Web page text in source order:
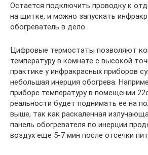
Остается подключить проводку к
на щитке, и можно запускать
обогреватель в дело.
Цифровые термостаты позволяют
температуру в комнате с высокой
практике у инфракрасных приборов
небольшая инерция обогрева.
приборе температуру в помещении
реальности будет поднимать ее на
выше, так как раскаленная
панель обогревателя по инерции
воздух еще 5-7 мин после отсечки